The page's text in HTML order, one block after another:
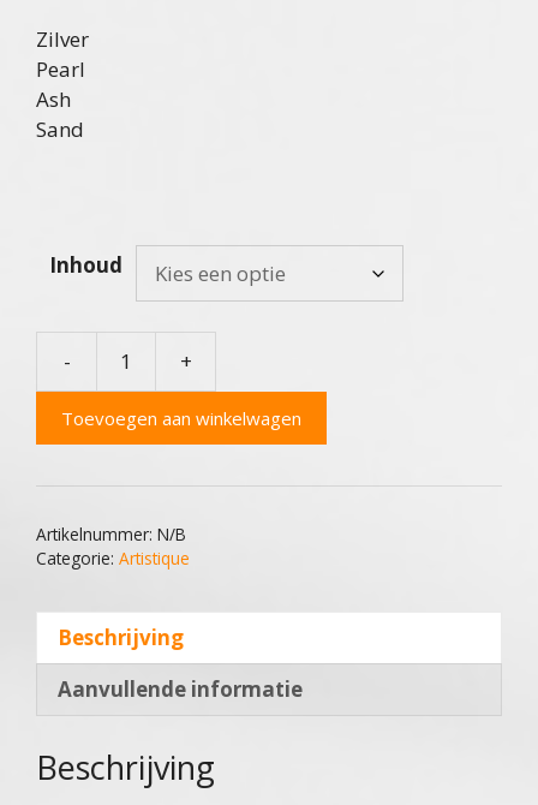
Zilver
Pearl
Ash
Sand
Inhoud
-
Blond
&
+
Toevoegen aan winkelwagen
Artikelnummer: N/B
Categorie: Artistique
Beschrijving
Aanvullende informatie
Beschrijving